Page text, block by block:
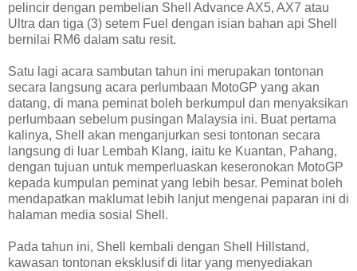
pelincir dengan pembelian Shell Advance AX5, AX7 atau
Ultra dan tiga (3) setem Fuel dengan isian bahan api Shell
bernilai RM6 dalam satu resit.
Satu lagi acara sambutan tahun ini merupakan tontonan
secara langsung acara perlumbaan MotoGP yang akan
datang, di mana peminat boleh berkumpul dan menyaksikan
perlumbaan sebelum pusingan Malaysia ini. Buat pertama
kalinya, Shell akan menganjurkan sesi tontonan secara
langsung di luar Lembah Klang, iaitu ke Kuantan, Pahang,
dengan tujuan untuk memperluaskan keseronokan MotoGP
kepada kumpulan peminat yang lebih besar. Peminat boleh
mendapatkan maklumat lebih lanjut mengenai paparan ini di
halaman media sosial Shell.
Pada tahun ini, Shell kembali dengan Shell Hillstand,
kawasan tontonan eksklusif di litar yang menyediakan